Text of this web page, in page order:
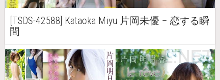
[TSDS-42588] Kataoka Miyu 片岡未優 – 恋する瞬
間